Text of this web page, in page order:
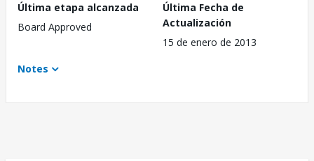
Última etapa alcanzada
Board Approved
Última Fecha de
Actualización
15 de enero de 2013
Notes